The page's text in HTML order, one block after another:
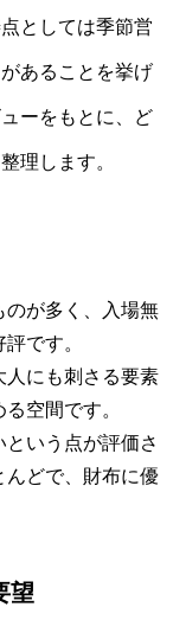
としては季節営
あることを挙げ
ーをもとに、ど
理します。
のが多く、入場無
です。
人にも刺さる要素
空間です。
いう点が評価さ
んどで、財布に優
望